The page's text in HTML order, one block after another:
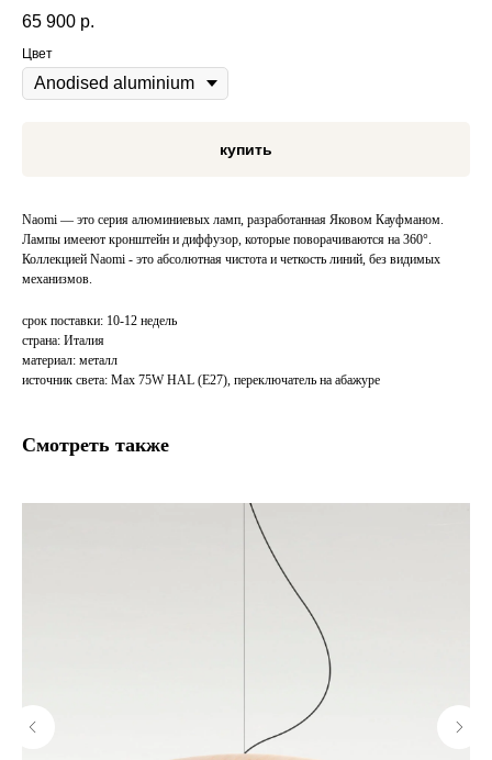
65 900 р.
Цвет
купить
Naomi — это серия алюминиевых ламп, разработанная Яковом Кауфманом.
Лампы имееют кронштейн и диффузор, которые поворачиваются на 360°.
Коллекцией Naomi - это абсолютная чистота и четкость линий, без видимых
механизмов.
срок поставки: 10-12 недель
страна: Италия
материал: металл
источник света: Max 75W HAL (E27), переключатель на абажуре
Смотреть также